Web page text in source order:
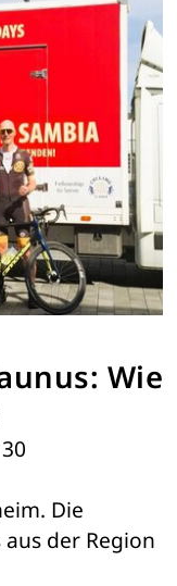
Wie
Die
der Region